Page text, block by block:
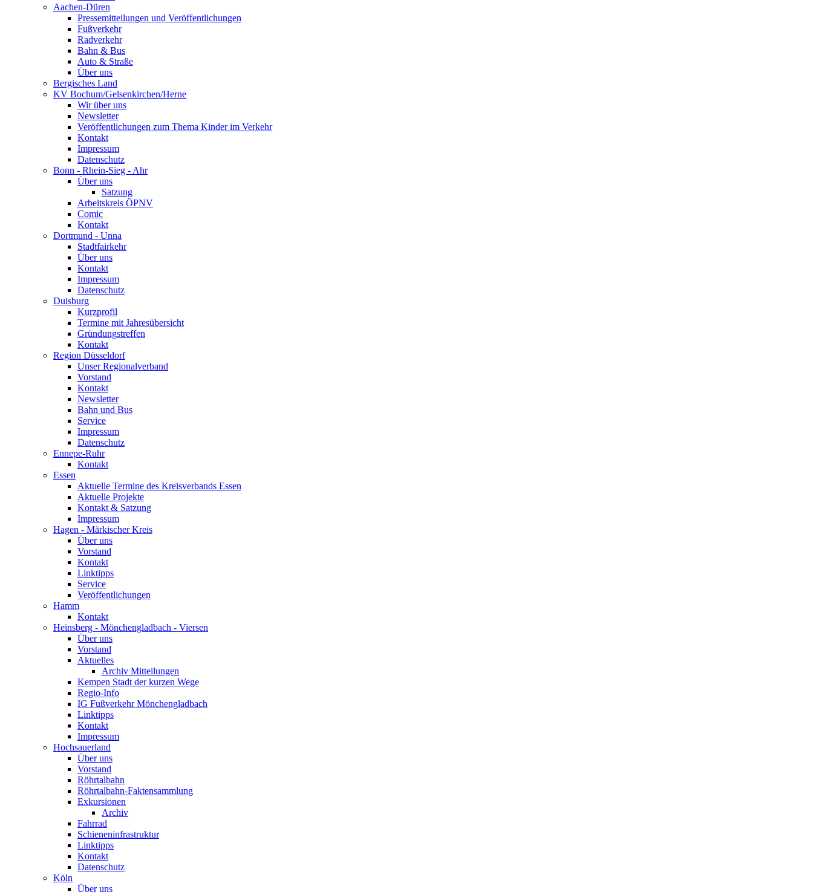
Aachen-Düren
Pressemitteilungen und Veröffentlichungen
Fußverkehr
Radverkehr
Bahn & Bus
Auto & Straße
Über uns
Bergisches Land
KV Bochum/Gelsenkirchen/Herne
Wir über uns
Newsletter
Veröffentlichungen zum Thema Kinder im Verkehr
Kontakt
Impressum
Datenschutz
Bonn - Rhein-Sieg - Ahr
Über uns
Satzung
Arbeitskreis ÖPNV
Comic
Kontakt
Dortmund - Unna
Stadtfairkehr
Über uns
Kontakt
Impressum
Datenschutz
Duisburg
Kurzprofil
Termine mit Jahresübersicht
Gründungstreffen
Kontakt
Region Düsseldorf
Unser Regionalverband
Vorstand
Kontakt
Newsletter
Bahn und Bus
Service
Impressum
Datenschutz
Ennepe-Ruhr
Kontakt
Essen
Aktuelle Termine des Kreisverbands Essen
Aktuelle Projekte
Kontakt & Satzung
Impressum
Hagen - Märkischer Kreis
Über uns
Vorstand
Kontakt
Linktipps
Service
Veröffentlichungen
Hamm
Kontakt
Heinsberg - Mönchengladbach - Viersen
Über uns
Vorstand
Aktuelles
Archiv Mitteilungen
Kempen Stadt der kurzen Wege
Regio-Info
IG Fußverkehr Mönchengladbach
Linktipps
Kontakt
Impressum
Hochsauerland
Über uns
Vorstand
Röhrtalbahn
Röhrtalbahn-Faktensammlung
Exkursionen
Archiv
Fahrrad
Schieneninfrastruktur
Linktipps
Kontakt
Datenschutz
Köln
Über uns